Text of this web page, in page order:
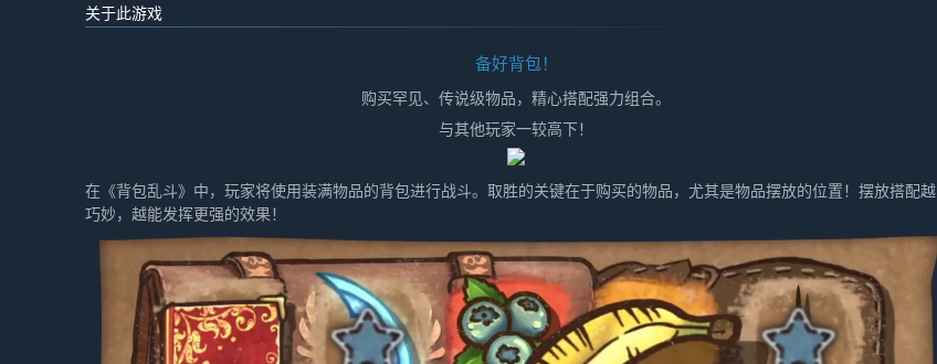
关于此游戏
备好背包！
购买罕见、传说级物品，精心搭配强力组合。
与其他玩家一较高下！
在《背包乱斗》中，玩家将使用装满物品的背包进行战斗。取胜的关键在于购买的物品，尤其是物品摆放的位置！摆放搭配越
巧妙，越能发挥更强的效果！